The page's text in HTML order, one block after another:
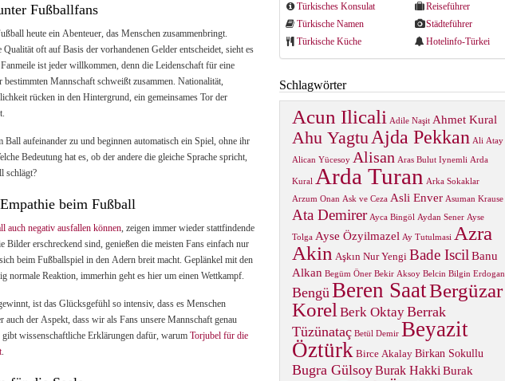
Fußballfans
heute ein Abenteuer, das Menschen zusammenbringt.
oft auf Basis der vorhandenen Gelder entscheidet, sieht es
ist jeder willkommen, denn die Leidenschaft für eine
Mannschaft schweißt zusammen. Nationalität,
rücken in den Hintergrund, ein gemeinsames Tor der
Ball aufeinander zu und beginnen automatisch ein Spiel, ohne ihr
Bedeutung hat es, ob der andere die gleiche Sprache spricht,
schlägt?
beim Fußball
auch negativ ausfallen können, zeigen immer wieder stattfindende
Bilder erschreckend sind, genießen die meisten Fans einfach nur
beim Fußballspiel in den Adern breit macht. Geplänkel mit den
normale Reaktion, immerhin geht es hier um einen Wettkampf.
ist das Glücksgefühl so intensiv, dass es Menschen
auch der Aspekt, dass wir als Fans unsere Mannschaft genau
wissenschaftliche Erklärungen dafür, warum Torjubel für die
.
Türkisches Konsulat
Reiseführer
Türkische Namen
Städteführer
Türkische Küche
Hotelinfo-Türkei
Schlagwörter
Acun Ilicali Adile Naşit Ahmet Kural
Ahu Yagtu Ajda Pekkan Ali Atay
Alican Yücesoy Alisan Aras Bulut Iynemli Arda
Kural Arda Turan Arka Sokaklar
Arzum Onan Ask ve Ceza Asli Enver Asuman Krause
Ata Demirer Ayca Bingöl Aydan Sener Ayse
Tolga Ayse Özyilmazel Ay Tutulmasi Azra
Akin Aşkın Nur Yengi Bade Iscil Banu
Alkan Begüm Öner Bekir Aksoy Belcin Bilgin Erdogan
BengüBeren SaatBergüzar
Korel Berk OktayBerrak
Tüzünataç Betül Demir Beyazit
Öztürk Birce Akalay Birkan Sokullu
Bugra GülsoyBurak Hakki Burak